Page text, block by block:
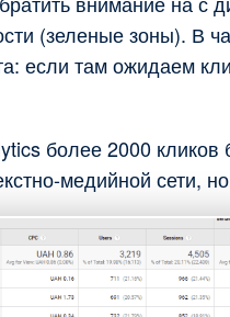
(зеленые зоны). В
если там ожидаем
более 2000
медийной сети,